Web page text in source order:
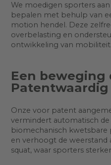
We moedigen sporters
bepalen met behulp van
motion hendel. Deze
overbelasting en
ontwikkeling van mobiliteit.
Een beweging
Patentwaardig
Onze voor patent
vermindert automatisch
biomechanisch kwetsbare
en verhoogt de weerstand
squat, waar sporters